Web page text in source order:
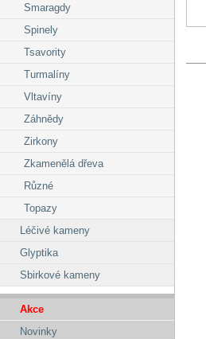
Smaragdy
Spinely
Tsavority
Turmalíny
Vltavíny
Záhnědy
Zirkony
Zkamenělá dřeva
Různé
Topazy
Léčivé kameny
Glyptika
Sbirkové kameny
Akce
Novinky